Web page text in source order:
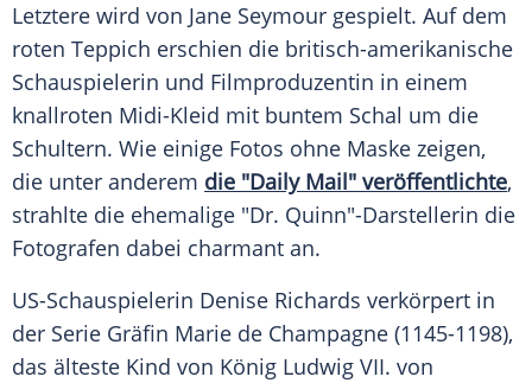
Letztere wird von Jane Seymour gespielt. Auf dem
roten Teppich erschien die britisch-amerikanische
Schauspielerin und Filmproduzentin in einem
knallroten Midi-Kleid mit buntem Schal um die
Schultern. Wie einige Fotos ohne Maske zeigen,
die unter anderem die "Daily Mail" veröffentlichte,
strahlte die ehemalige "Dr. Quinn"-Darstellerin die
Fotografen dabei charmant an.
US-Schauspielerin Denise Richards verkörpert in
der Serie Gräfin Marie de Champagne (1145-1198),
das älteste Kind von König Ludwig VII. von